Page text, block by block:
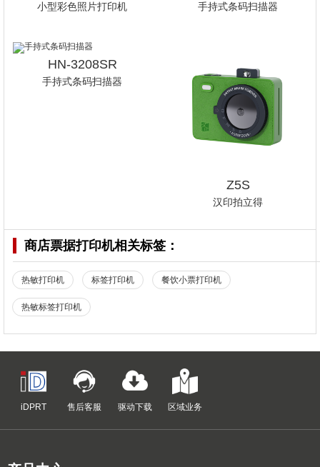
小型彩色照片打印机 手持式条码扫描器
HN-3208SR
手持式条码扫描器
Z5S
汉印拍立得
商店票据打印机相关标签：
热敏打印机 标签打印机 餐饮小票打印机
热敏标签打印机
iDPRT 售后客服 驱动下载 区域业务